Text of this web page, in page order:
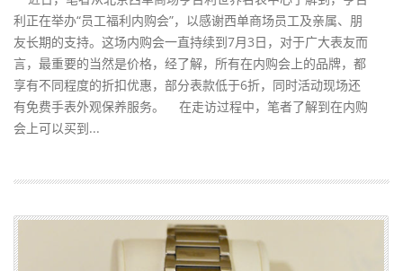
利正在举办“员工福利内购会”，以感谢西单商场员工及亲属、朋
友长期的支持。这场内购会一直持续到7月3日，对于广大表友而
言，最重要的当然是价格，经了解，所有在内购会上的品牌，都
享有不同程度的折扣优惠，部分表款低于6折，同时活动现场还
有免费手表外观保养服务。 在走访过程中，笔者了解到在内购
会上可以买到...